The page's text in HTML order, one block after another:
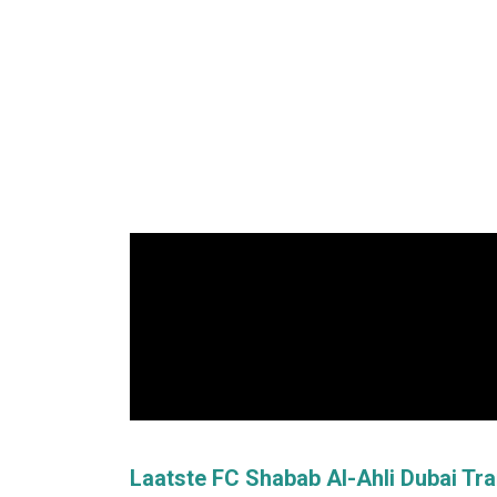
Laatste FC Shabab Al-Ahli Dubai